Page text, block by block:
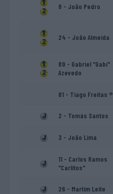
8 - João Pedro
24 - João Almeida
89 - Gabriel "Gabi"
Azevedo
81 - Tiago Freitas ®
2 - Tomás Santos
3 - João Lima
11 - Carlos Ramos
"Carlitos"
26 - Martim Leite